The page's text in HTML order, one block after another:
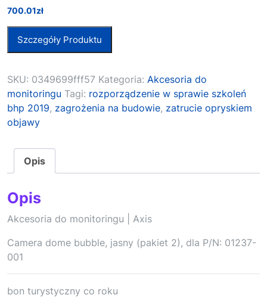
700.01zł
Szczegóły Produktu
SKU: 0349699fff57 Kategoria: Akcesoria do
monitoringu Tagi: rozporządzenie w sprawie szkoleń
bhp 2019, zagrożenia na budowie, zatrucie opryskiem
objawy
Opis
Opis
Akcesoria do monitoringu | Axis
Camera dome bubble, jasny (pakiet 2), dla P/N: 01237-
001
bon turystyczny co roku